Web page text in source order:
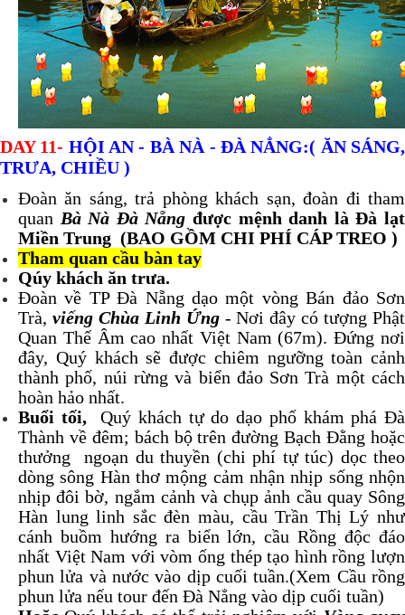
DAY 11- HỘI AN - BÀ NÀ - ĐÀ NẲNG:( ĂN SÁNG,
TRƯA, CHIỀU )
Đoàn ăn sáng, trả phòng khách sạn, đoàn đi tham
quan Bà Nà Đà Nẵng được mệnh danh là Đà lạt
Miền Trung (BAO GỒM CHI PHÍ CÁP TREO )
Tham quan cầu bàn tay
Qúy khách ăn trưa.
Đoàn về TP Đà Nẵng dạo một vòng Bán đảo Sơn
Trà, viếng Chùa Linh Ứng- Nơi đây có tượng Phật
Quan Thế Âm cao nhất Việt Nam (67m). Đứng nơi
đây, Quý khách sẽ được chiêm ngưỡng toàn cảnh
thành phố, núi rừng và biển đảo Sơn Trà một cách
hoàn hảo nhất.
Buổi tối,Quý khách tự do dạo phố khám phá Đà
Thành về đêm; bách bộ trên đường Bạch Đằng hoặc
thưởng ngoạn du thuyền (chi phí tự túc) dọc theo
dòng sông Hàn thơ mộng cảm nhận nhịp sống nhộn
nhịp đôi bờ, ngắm cảnh và chụp ảnh cầu quay Sông
Hàn lung linh sắc đèn màu, cầu Trần Thị Lý như
cánh buồm hướng ra biển lớn, cầu Rồng độc đáo
nhất Việt Nam với vòm ống thép tạo hình rồng lượn
phun lửa và nước vào dịp cuối tuần.(Xem Cầu rồng
phun lửa nếu tour đến Đà Nẳng vào dịp cuối tuần)